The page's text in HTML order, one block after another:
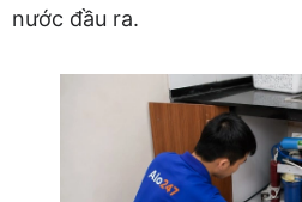
nước đầu ra.